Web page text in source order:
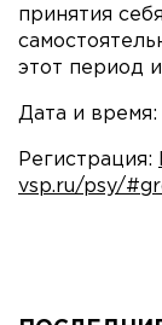
принятия
этот период
Дата и
Регистрация:
vsp.ru/psy/